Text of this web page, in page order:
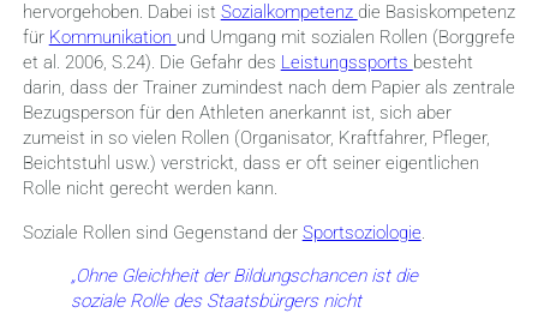
hervorgehoben. Dabei ist Sozialkompetenz die Basiskompetenz
für Kommunikation und Umgang mit sozialen Rollen (Borggrefe
et al. 2006, S.24). Die Gefahr des Leistungssports besteht
darin, dass der Trainer zumindest nach dem Papier als zentrale
Bezugsperson für den Athleten anerkannt ist, sich aber
zumeist in so vielen Rollen (Organisator, Kraftfahrer, Pfleger,
Beichtstuhl usw.) verstrickt, dass er oft seiner eigentlichen
Rolle nicht gerecht werden kann.
Soziale Rollen sind Gegenstand der Sportsoziologie
„Ohne Gleichheit der Bildungschancen ist die
soziale Rolle des Staatsbürgers nicht